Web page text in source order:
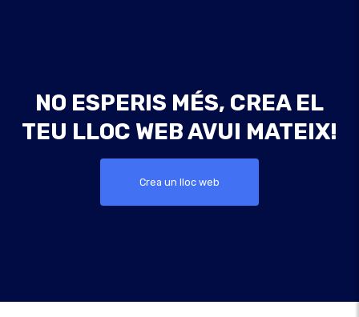
NO ESPERIS MÉS, CREA EL
TEU LLOC WEB AVUI MATEIX!
Crea un lloc web